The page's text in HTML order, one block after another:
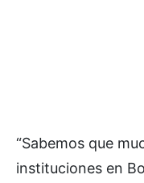
“Sabemos que
instituciones en